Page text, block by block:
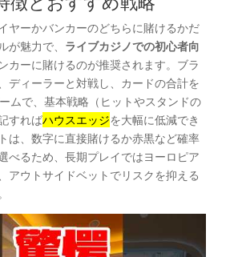
ヤーかバンカーのどちらに賭けるかだ
が魅力で、 ライブカジノでの初心者向
カーに賭けるのが推奨されます。ブラ
ディーラーと対戦し、カードの合計を
ムで、基本戦略（ヒットやスタンドの
すればハウスエッジを大幅に低減でき
は、数字に直接賭けるか赤黒など確率
べるため、長期プレイではヨーロピア
アウトサイドベットでリスクを抑える